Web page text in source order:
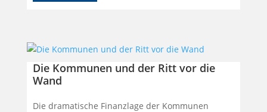
Die Kommunen und der Ritt vor die
Wand
Die dramatische Finanzlage der Kommunen